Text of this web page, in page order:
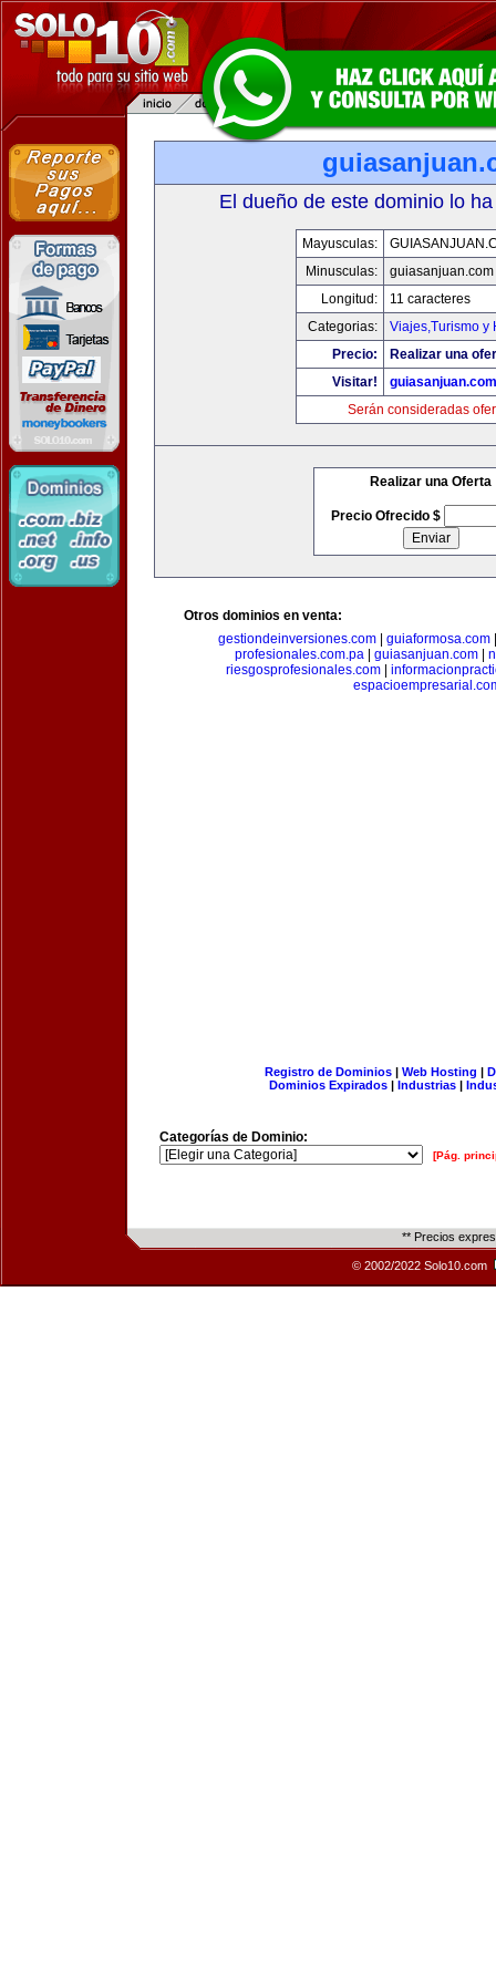
El dueño de este dominio lo
Mayusculas:
Minusculas:
guiasanjuan.com
Longitud:
11 caracteres
Categorias:
Viajes,Turismo y
Precio:
Realizar una
Visitar!
guiasanjuan.com
Serán consideradas
Realizar una Oferta
Precio Ofrecido $
Otros dominios en venta:
gestiondeinversiones.com| guiaformosa.com
profesionales.com.pa
guiasanjuan.com
riesgosprofesionales.com
Registro de Dominios| Web Hosting |
Dominios Expirados | Industrias |
Categorías de Dominio:
[Pág.
** Precios
© 2002/2022 Solo10.com